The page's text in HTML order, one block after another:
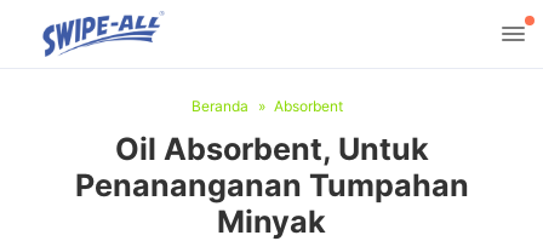
Beranda Absorbent
Oil Absorbent, Untuk
Penananganan Tumpahan
Minyak